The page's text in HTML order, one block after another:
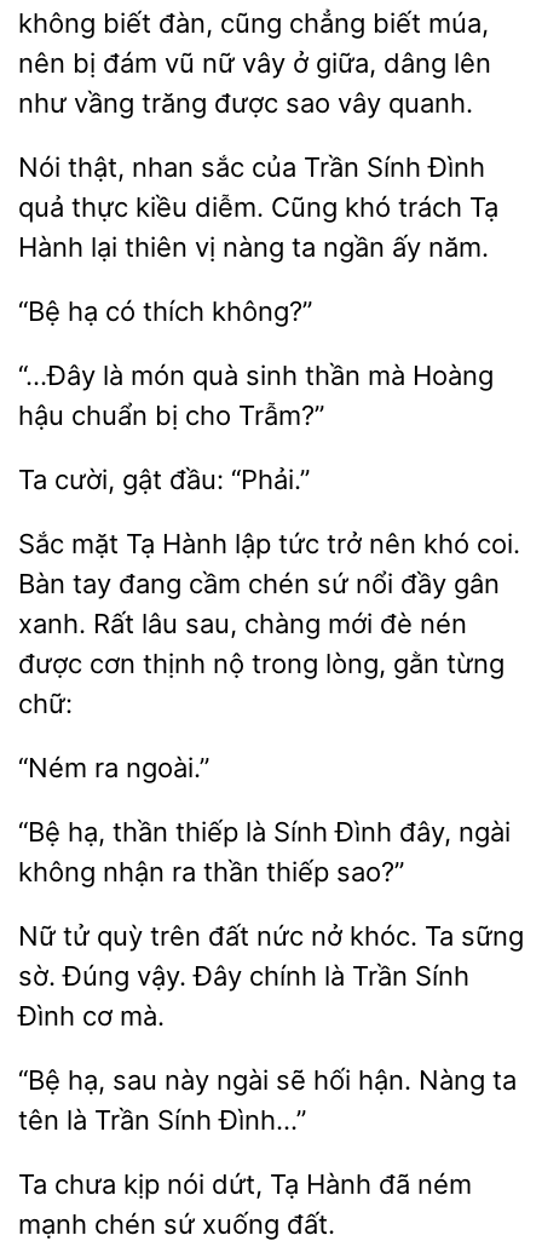
không biết đàn,
chẳng biết múa,
nên bị đám vũ nữ vây ở giữa, dâng lên
như vầng trăng được
vây quanh.
Nói thật, nhan sắc
Trần Sính Đình
quả thực kiều diễm.
khó
Tạ
Hành lại thiên vị nàng ta ngần ấy năm.
hạ có
là
quà sinh thần mà Hoàng
hậu
bị cho Trẫm?”
gật “Phải.”
Sắc mặt Tạ Hành lập tức trở nên khó coi.
Bàn
đang cầm chén sứ nổi đầy gân
xanh. Rất lâu sau, chàng mới đè
được cơn thịnh nộ
lòng, gằn từng
chữ:
“Bệ hạ,
thiếp là Sính Đình đây, ngài
không nhận
thần sao?”
Nữ tử
trên đất nức nở khóc. Ta sững
sờ. Đúng vậy.
chính là Trần Sính
Đình
mà.
hạ, sau này
hối hận. Nàng ta
tên là Trần Sính Đình…”
Ta chưa kịp
dứt, Tạ Hành đã ném
mạnh chén
đất.